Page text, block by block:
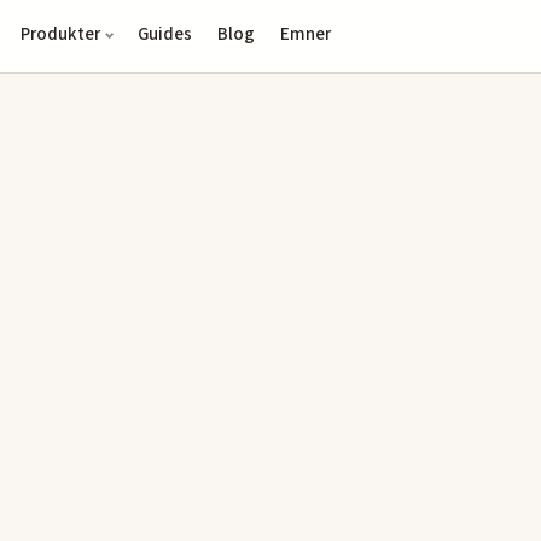
Produkter Guides Blog Emner